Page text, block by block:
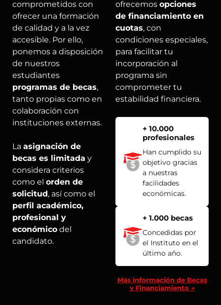
comprometidos con
ofrecer una formación
de calidad y a la vez
accesible. Por ello,
ponemos a disposición
de nuestros
estudiantes
programas de becas,
tanto propias como en
colaboración con
instituciones externas.
La asignación de
becas es limitada y
considera criterios
como el orden de
solicitud, así como el
perfil académico,
profesional y
económico del
candidato.
ofrecemos opciones
de financiamiento en
cuotas, con
condiciones especiales,
para facilitar tu
incorporación al
programa sin
comprometer tu
estabilidad financiera.
+ 10.000
profesionales
Han cumplido su
objetivo gracias
a nuestras
facilidades
económicas.
+ 1.000 becas
Concedidas por
el Instituto en el
último año.
Más información de Becas
y Financiamiento →